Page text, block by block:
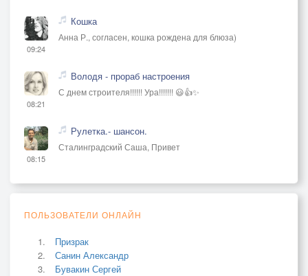
09:24
Кошка
Анна Р., согласен, кошка рождена для блюза)
08:21
Володя - прораб настроения
С днем строителя!!!!!! Ура!!!!!!! 😃👍✨
08:15
Рулетка.- шансон.
Сталинградский Саша, Привет
ПОЛЬЗОВАТЕЛИ ОНЛАЙН
Призрак
Санин Александр
Бувакин Сергей